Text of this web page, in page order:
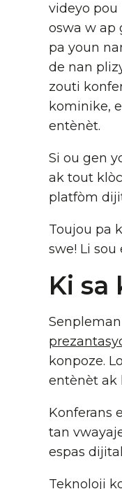
videyo
oswa w ap
pa youn
de nan
zouti
kominike,
entènèt.
Si ou gen
ak tout
platfòm
Toujou pa
swe! Li
Ki sa
konpoze.
entènèt ak
Konferans
tan
espas
Teknoloji